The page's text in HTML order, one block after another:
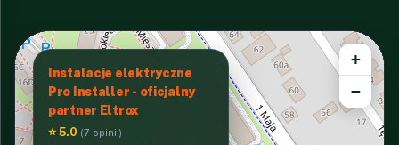
Instalacje elektryczne
Pro Installer - oficjalny
partner Eltrox
⭐ 5.0 (7 opinii)
+
−